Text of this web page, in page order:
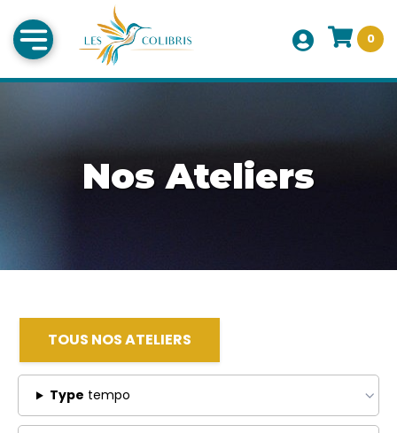
0
Nos Ateliers
TOUS NOS ATELIERS
Type tempo